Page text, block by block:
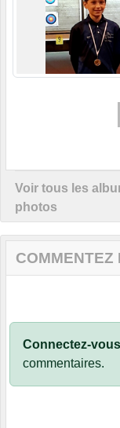
Voir tous les
photos
Connectez-vous
commentaires.